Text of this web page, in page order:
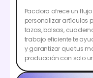
Pacdora ofrece un
personalizar artículos
tazas, bolsas,
trabajo eficiente te
y garantizar que tus
producción con solo